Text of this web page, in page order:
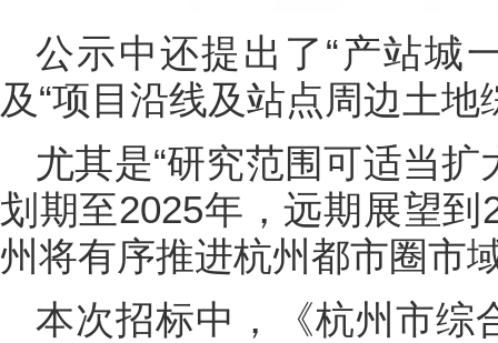
公示中还提出了“产站城
及“项目沿线及站点周边土
尤其是“研究范围可适当扩
划期至2025年，远期展望
州将有序推进杭州都市圈市
本次招标中，《杭州市综